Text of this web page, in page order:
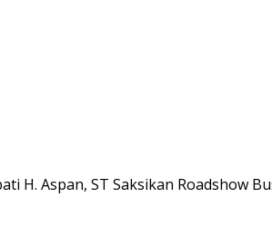
H. Aspan, ST Saksikan Roadshow